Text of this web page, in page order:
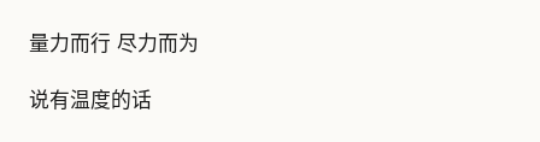
量力而行 尽力而为
说有温度的话